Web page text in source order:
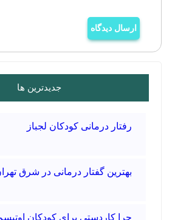
ارسال دیدگاه
جدیدترین ها
رفتار درمانی کودکان لجباز
بهترین گفتار درمانی در شرق
چرا کاردستی برای کودکان